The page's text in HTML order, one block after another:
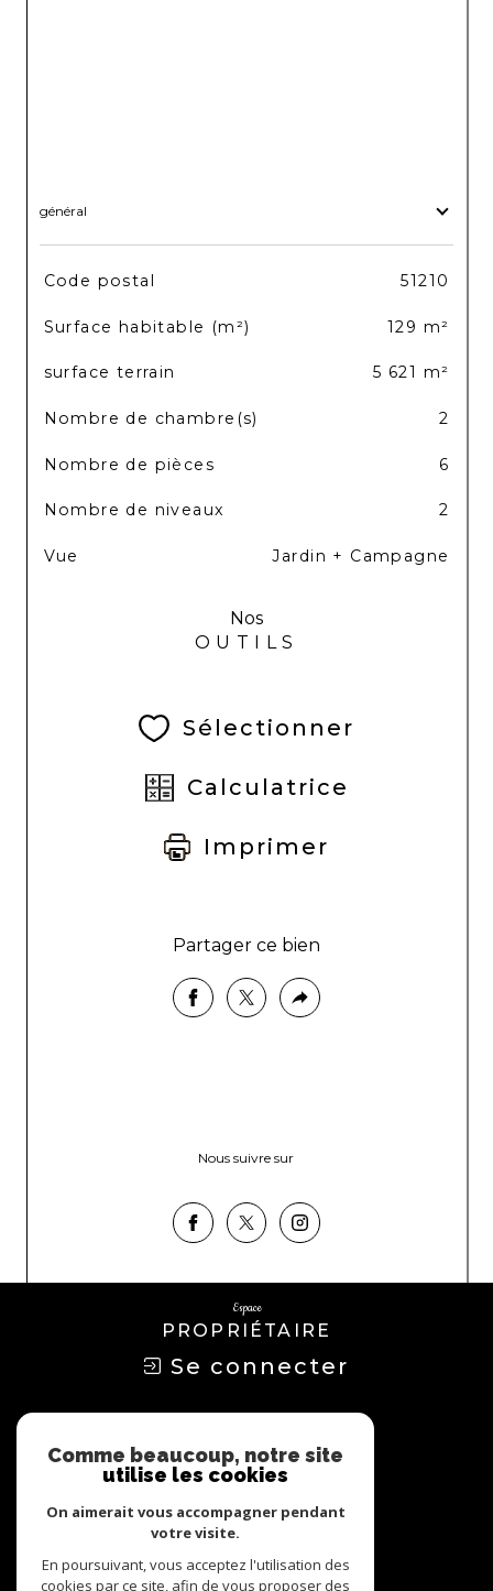
général
TRAD_SIROCCO_Caracteristique
Code postal 51210
Surface habitable (m²) 129 m²
surface terrain 5 621 m²
Nombre de chambre(s) 2
Nombre de pièces 6
Nombre de niveaux 2
Vue Jardin + Campagne
Nos
OUTILS
Sélectionner
Calculatrice
Imprimer
Partager ce bien
Nous suivre sur
Espace
PROPRIÉTAIRE
Se connecter
Comme beaucoup, notre site
utilise les cookies
On aimerait vous accompagner pendant
votre visite.
En poursuivant, vous acceptez l'utilisation des
cookies par ce site, afin de vous proposer des